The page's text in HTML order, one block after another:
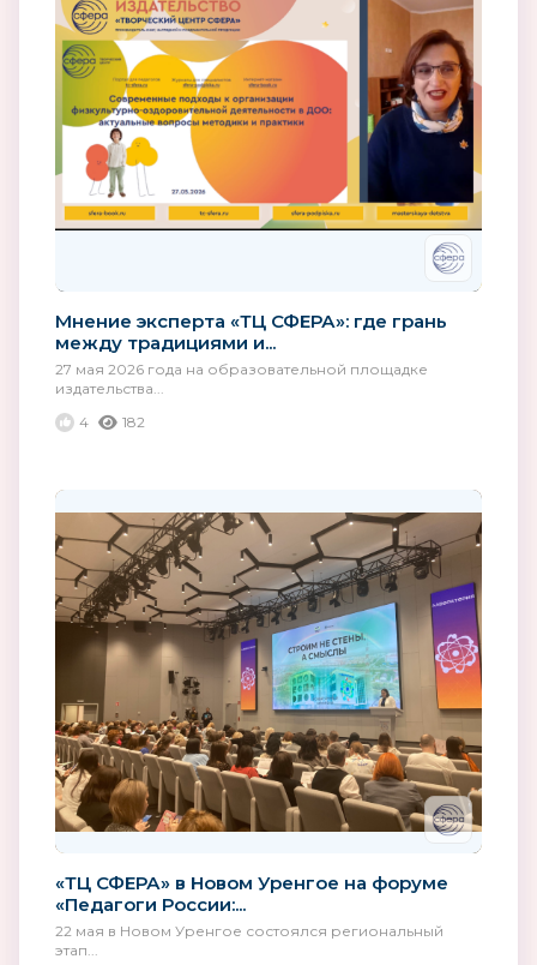
Мнение эксперта «ТЦ СФЕРА»: где грань
между традициями и...
27 мая 2026 года на образовательной площадке
издательства...
4
182
«ТЦ СФЕРА» в Новом Уренгое на форуме
«Педагоги России:...
22 мая в Новом Уренгое состоялся региональный
этап...